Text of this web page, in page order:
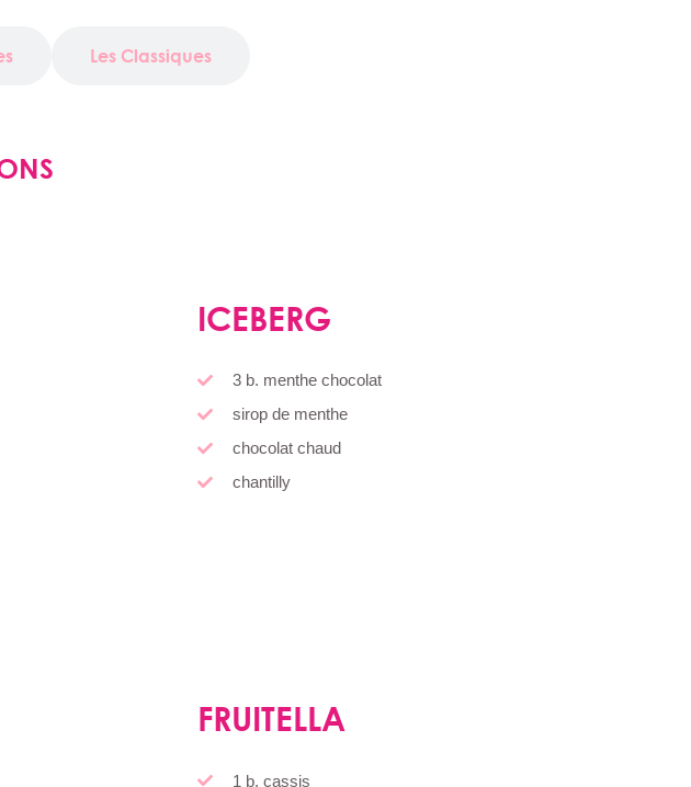
Les Classiques
ICEBERG
3 b. menthe chocolat
sirop de menthe
chocolat chaud
chantilly
FRUITELLA
1 b. cassis